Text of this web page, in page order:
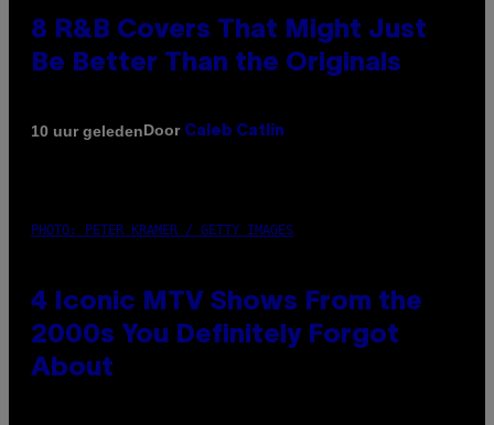
8 R&B Covers That Might Just
Be Better Than the Originals
10 uur geledenDoor Caleb Catlin
PHOTO: PETER KRAMER / GETTY IMAGES
4 Iconic MTV Shows From the
2000s You Definitely Forgot
About